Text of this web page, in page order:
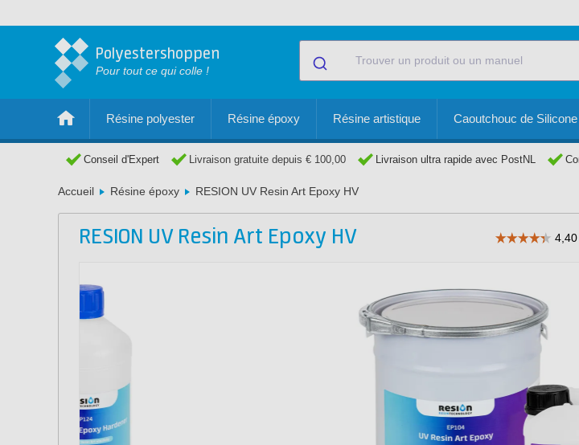
Polyestershoppen
Pour tout ce qui colle !
Résine polyester Résine époxy Résine artistique Caoutchouc de Silicone
Conseil d'Expert Livraison gratuite depuis € 100,00 Livraison ultra rapide avec PostNL
Accueil Résine époxy RESION UV Resin Art Epoxy HV
RESION UV Resin Art Epoxy HV